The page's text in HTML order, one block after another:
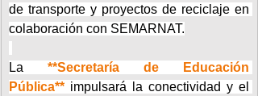
de transporte y proyectos de reciclaje en
colaboración con SEMARNAT.
La **Secretaría de Educación
Pública** impulsará la conectividad y el